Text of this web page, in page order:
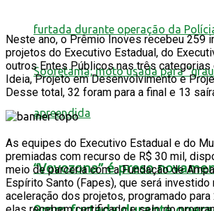
“Vovozona” é preso
Neste ano, o Prêmio Inoves recebeu 259
projetos do Executivo Estadual, do
outros Entes Públicos nas três categorias
Ideia, Projeto em Desenvolvimento e
Desse total, 32 foram para a final e 13
As equipes do Executivo Estadual e do
premiadas com recurso de R$ 30 mil,
meio de parceria com a Fundação de
Espírito Santo (Fapes), que será
aceleração dos projetos, programado